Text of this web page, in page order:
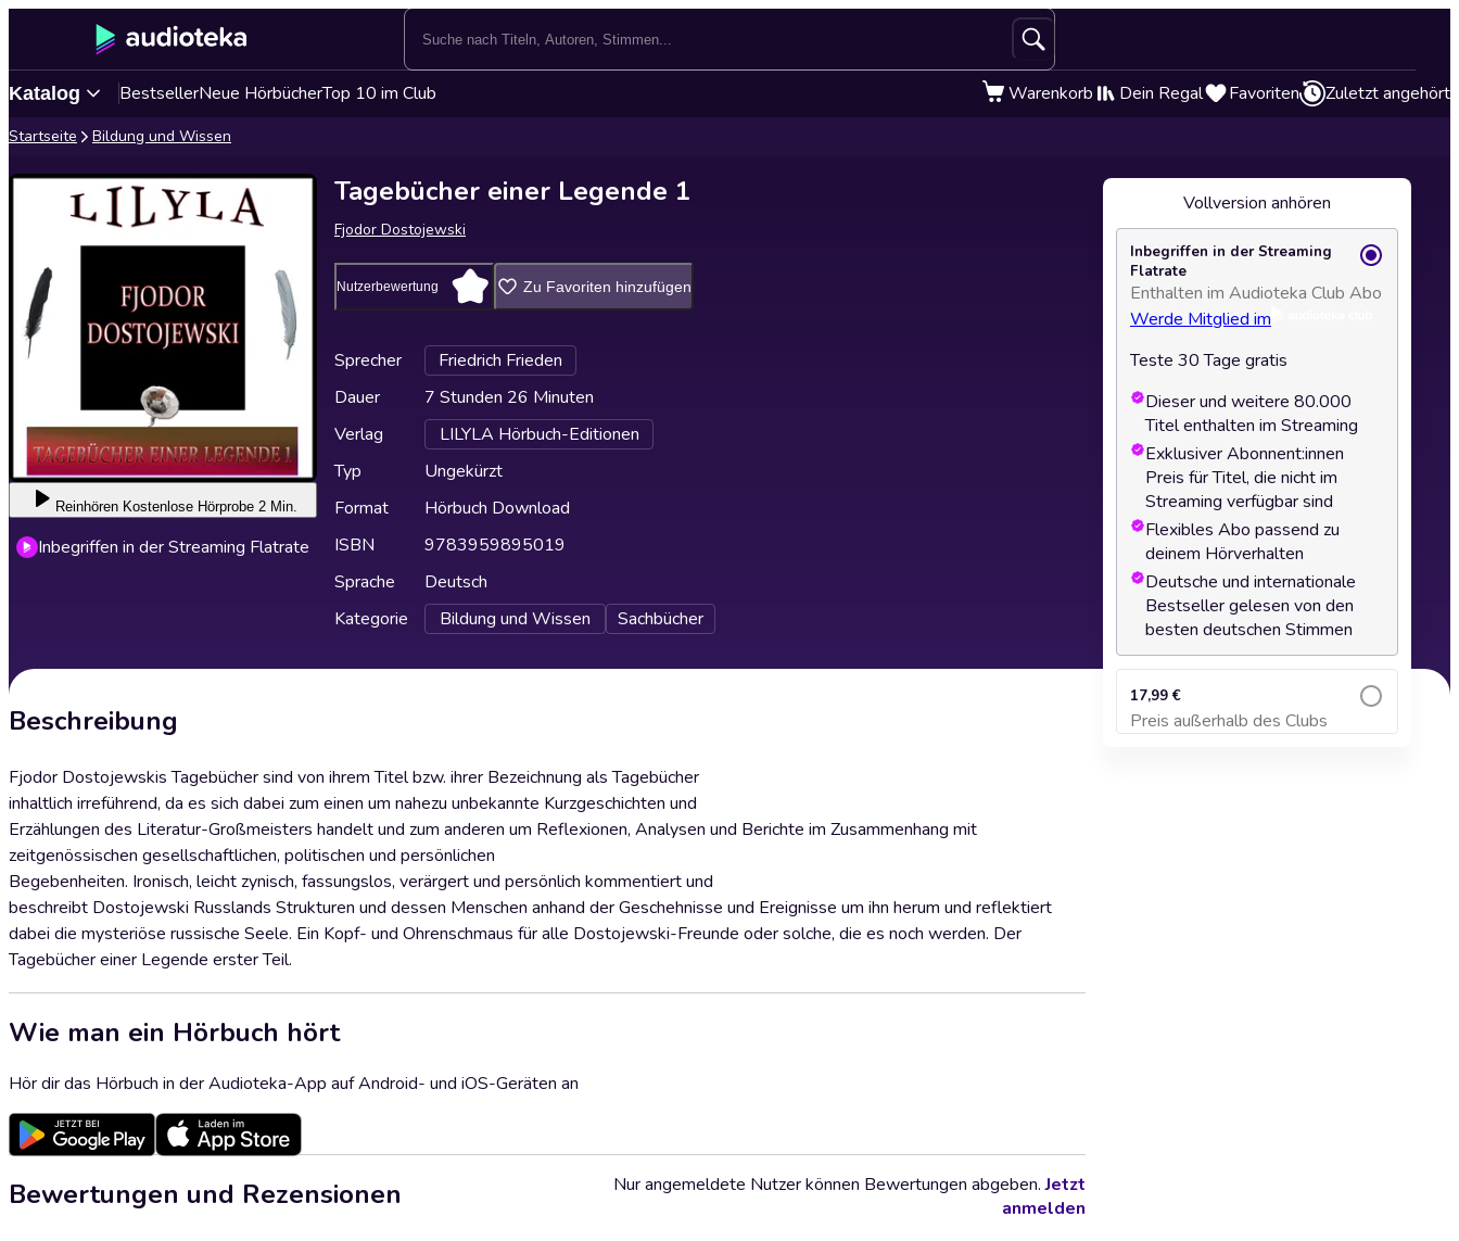
Katalog BestsellerNeue HörbücherTop 10 im Club Warenkorb Dein Regal Favoriten Zuletzt angehört
Startseite Bildung und Wissen
Reinhören Kostenlose Hörprobe 2 Min.
Inbegriffen in der Streaming Flatrate
Tagebücher einer Legende 1
Fjodor Dostojewski
Nutzerbewertung Zu Favoriten hinzufügen
Sprecher
Friedrich Frieden
Dauer
7 Stunden 26 Minuten
Verlag
LILYLA Hörbuch-Editionen
Typ
Ungekürzt
Format
Hörbuch Download
ISBN
9783959895019
Sprache
Deutsch
Kategorie
Bildung und Wissen Sachbücher
Beschreibung
Fjodor Dostojewskis Tagebücher sind von ihrem Titel bzw. ihrer Bezeichnung als Tagebücher
inhaltlich irreführend, da es sich dabei zum einen um nahezu unbekannte Kurzgeschichten und
Erzählungen des Literatur-Großmeisters handelt und zum anderen um Reflexionen, Analysen und Berichte im Zusammenhang mit
zeitgenössischen gesellschaftlichen, politischen und persönlichen
Begebenheiten. Ironisch, leicht zynisch, fassungslos, verärgert und persönlich kommentiert und
beschreibt Dostojewski Russlands Strukturen und dessen Menschen anhand der Geschehnisse und Ereignisse um ihn herum und reflektiert
dabei die mysteriöse russische Seele. Ein Kopf- und Ohrenschmaus für alle Dostojewski-Freunde oder solche, die es noch werden. Der
Tagebücher einer Legende erster Teil.
Wie man ein Hörbuch hört
Hör dir das Hörbuch in der Audioteka-App auf Android- und iOS-Geräten an
Bewertungen und Rezensionen Nur angemeldete Nutzer können Bewertungen abgeben.Jetzt
anmelden
Vollversion anhören
Inbegriffen in der Streaming
Flatrate
Enthalten im Audioteka Club Abo
Werde Mitglied im
Teste 30 Tage gratis
Dieser und weitere 80.000
Titel enthalten im Streaming
Exklusiver Abonnent:innen
Preis für Titel, die nicht im
Streaming verfügbar sind
Flexibles Abo passend zu
deinem Hörverhalten
Deutsche und internationale
Bestseller gelesen von den
besten deutschen Stimmen
17,99 €
Preis außerhalb des Clubs
Zum Warenkorb hinzufügen